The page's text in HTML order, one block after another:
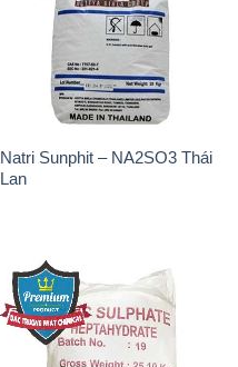
Natri Sunphit – NA2SO3 Thái
Lan